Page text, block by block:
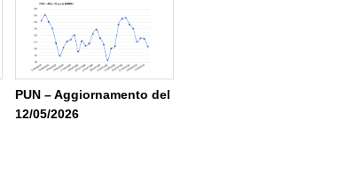
PUN – Aggiornamento del
12/05/2026